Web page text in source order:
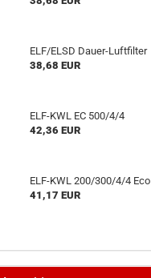
ELF/ELSD Dauer-Luftfilter
38,68 EUR
ELF-KWL EC 500/4/4
42,36 EUR
ELF-KWL 200/300/4/4 Eco
41,17 EUR